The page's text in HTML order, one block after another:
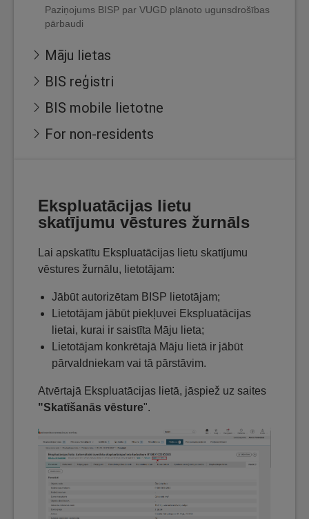
Paziņojums BISP par VUGD plānoto ugunsdrošības
pārbaudi
Māju lietas
BIS reģistri
BIS mobile lietotne
For non-residents
Ekspluatācijas lietu
skatījumu vēstures žurnāls
Lai apskatītu Ekspluatācijas lietu skatījumu
vēstures žurnālu, lietotājam:
Jābūt autorizētam BISP lietotājam;
Lietotājam jābūt piekļuvei Ekspluatācijas
lietai, kurai ir saistīta Māju lieta;
Lietotājam konkrētajā Māju lietā ir jābūt
pārvaldniekam vai tā pārstāvim.
Atvērtajā Ekspluatācijas lietā, jāspiež uz saites
"Skatīšanās vēsture".